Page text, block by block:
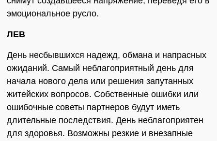
эмоциональное русло.
ЛЕВ
День несбывшихся надежд, обмана и напрасных
ожиданий. Самый неблагоприятный день для
начала нового дела или решения запутанных
житейских вопросов. Собственные ошибки или
ошибочные советы партнеров будут иметь
длительные последствия. День неблагоприятен
для здоровья. Возможны резкие и внезапные